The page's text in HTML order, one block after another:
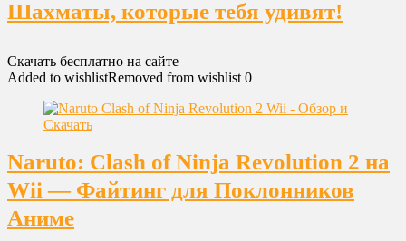
Шахматы, которые тебя удивят!
Скачать бесплатно на сайте
Added to wishlistRemoved from wishlist 0
Naruto: Clash of Ninja Revolution 2 на
Wii — Файтинг для Поклонников
Аниме